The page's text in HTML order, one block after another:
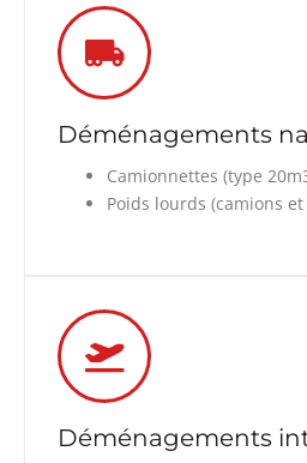
Déménagements
Camionnettes (type
Poids lourds (camions
Déménagements